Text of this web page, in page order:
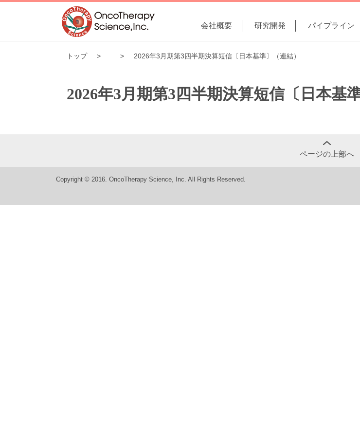
会社概要 研究開発 パイプライン
トップ 2026年3月期第3四半期決算短信〔日本基準〕（連結）
2026年3月期第3四半期決算短信〔日本基
ページの上部へ
Copyright © 2016. OncoTherapy Science, Inc. All Rights Reserved.